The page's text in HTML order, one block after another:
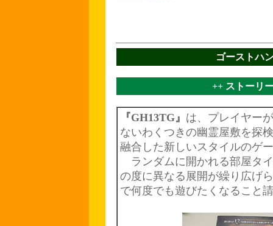
ゴーストハ
++ ストーリ
『GH13TG』 は、プレイヤー
ないわくつきの幽霊屋敷を探
融合した新しいスタイルのゲ
ランダムに開かれる部屋タ
の度に異なる展開が繰り広げ
で何度でも遊びたくなること